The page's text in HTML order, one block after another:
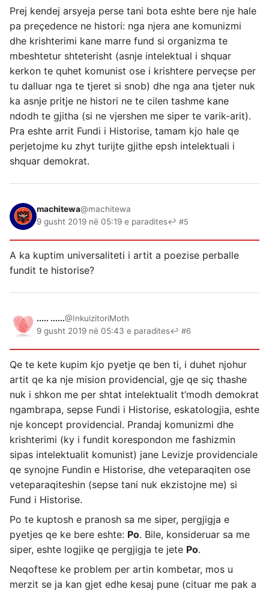
Prej kendej arsyeja perse tani bota eshte bere nje hale
pa preçedence ne histori: nga njera ane komunizmi
dhe krishterimi kane marre fund si organizma te
mbeshtetur shteterisht (asnje intelektual i shquar
kerkon te quhet komunist ose i krishtere perveçse per
tu dalluar nga te tjeret si snob) dhe nga ana tjeter nuk
ka asnje pritje ne histori ne te cilen tashme kane
ndodh te gjitha (si ne vjershen me siper te varik-arit).
Pra eshte arrit Fundi i Historise, tamam kjo hale qe
perjetojme ku zhyt turijte gjithe epsh intelektuali i
shquar demokrat.
machitewa@machitewa
9 gusht 2019 në 05:19 e paradites↩ #5
A ka kuptim universaliteti i artit a poezise perballe
fundit te historise?
..... ......@InkuizitoriMoth
9 gusht 2019 në 05:43 e paradites↩ #6
Qe te kete kupim kjo pyetje qe ben ti, i duhet njohur
artit qe ka nje mision providencial, gje qe siç thashe
nuk i shkon me per shtat intelektualit t’modh demokrat
ngambrapa, sepse Fundi i Historise, eskatologjia, eshte
nje koncept providencial. Prandaj komunizmi dhe
krishterimi (ky i fundit korespondon me fashizmin
sipas intelektualit komunist) jane Levizje providenciale
qe synojne Fundin e Historise, dhe veteparaqiten ose
veteparaqiteshin (sepse tani nuk ekzistojne me) si
Fund i Historise.
Po te kuptosh e pranosh sa me siper, pergjigja e
pyetjes qe ke bere eshte: Po. Bile, konsideruar sa me
siper, eshte logjike qe pergjigja te jete Po.
Neqoftese ke problem per artin kombetar, mos u
merzit se ja kan gjet edhe kesaj pune (cituar me pak a